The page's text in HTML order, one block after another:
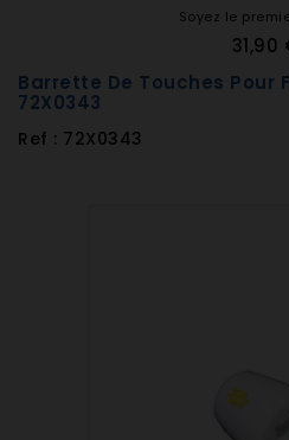
Soyez le
31,90
Barrette De Touches Pour
72X0343
Ref : 72X0343